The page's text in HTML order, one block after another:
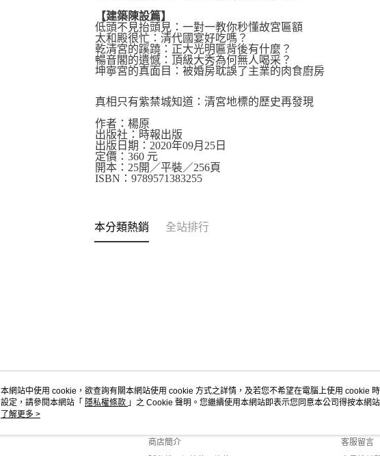
【建築陳設篇】
低頭不見抬頭見：一對一教你秒懂故宮匾額
太和殿很忙：清代國宴好吃嗎？
乾清宮的蹊蹺：正大光明匾背後有什麼？
暢音閣的遺憾：頂級大秀為何無人喝采？
坤寧宮的真面目：被婚房耽誤了主業的肉食廚房
真相只有紫禁城知道：清宮地標的歷史再發現
作者：楊原
出版社：時報出版
出版日期：2020年09月25日
定價：360 元
開本：25開／平裝／256頁
ISBN：9789571383255
本分類熱銷 全站排行
關於我們
商店簡介
客服資
客服留言
本網站中使用 cookie，欲查詢有關本網站使用 cookie 方式之詳情，及若您不希望在電腦上使用 cookie
設定，請參閱本網站「 隱私權條款 」之 Cookie 聲明。您繼續使用本網站即表示您同意本公司得按本網
使用 cookie。
了解更多 >